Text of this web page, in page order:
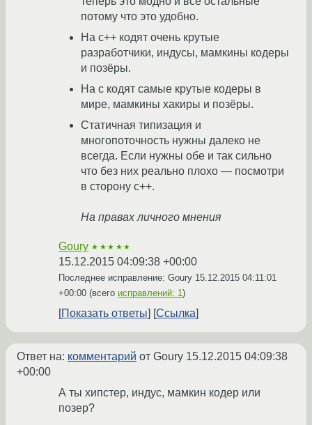
потому что это удобно.
На c++ кодят очень крутые
разработчики, индусы, мамкины кодеры
и позёры.
На c кодят самые крутые кодеры в
мире, мамкины хакиры и позёры.
Статичная типизация и
многопоточность нужны далеко не
всегда. Если нужны обе и так сильно
что без них реально плохо — посмотри
в сторону c++.
На правах личного мнения
Goury ★★★★★
15.12.2015 04:09:38 +00:00
Последнее исправление: Goury 15.12.2015 04:11:01
+00:00 (всего исправлений: 1)
Показать ответы Ссылка
Ответ на: комментарий от Goury 15.12.2015 04:09:38
+00:00
А ты хипстер, индус, мамкин кодер или
позер?